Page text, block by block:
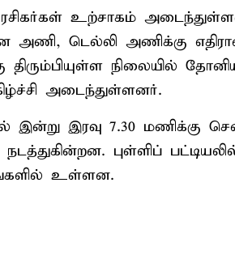
உற்சாகம்
டெல்லி அணிக்கு
திரும்பியுள்ள நிலையில்
அடைந்துள்ளனர்.
இன்று இரவு 7.30 மணிக்கு
புள்ளிப்
உள்ளன.